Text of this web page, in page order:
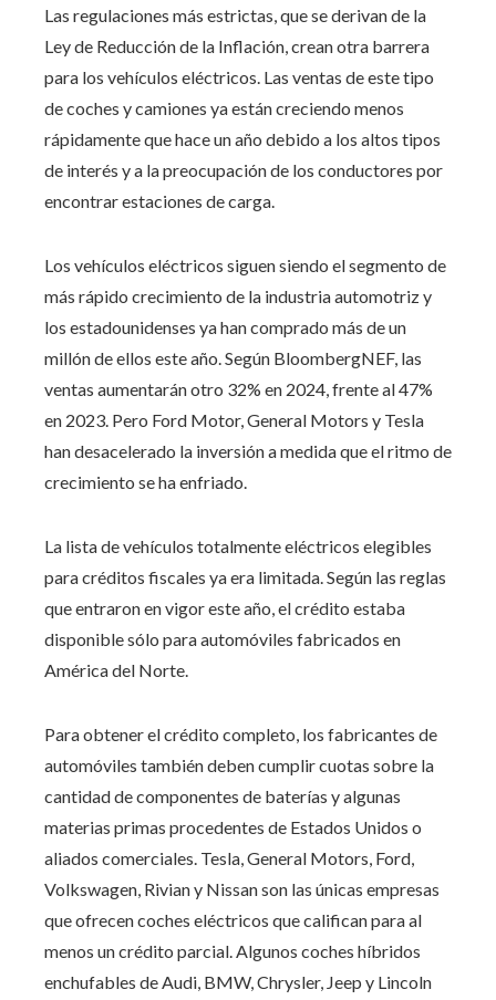
Las regulaciones más estrictas, que se derivan de la
Ley de Reducción de la Inflación, crean otra barrera
para los vehículos eléctricos. Las ventas de este tipo
de coches y camiones ya están creciendo menos
rápidamente que hace un año debido a los altos tipos
de interés y a la preocupación de los conductores por
encontrar estaciones de carga.
Los vehículos eléctricos siguen siendo el segmento de
más rápido crecimiento de la industria automotriz y
los estadounidenses ya han comprado más de un
millón de ellos este año. Según BloombergNEF, las
ventas aumentarán otro 32% en 2024, frente al 47%
en 2023. Pero Ford Motor, General Motors y Tesla
han desacelerado la inversión a medida que el ritmo de
crecimiento se ha enfriado.
La lista de vehículos totalmente eléctricos elegibles
para créditos fiscales ya era limitada. Según las reglas
que entraron en vigor este año, el crédito estaba
disponible sólo para automóviles fabricados en
América del Norte.
Para obtener el crédito completo, los fabricantes de
automóviles también deben cumplir cuotas sobre la
cantidad de componentes de baterías y algunas
materias primas procedentes de Estados Unidos o
aliados comerciales. Tesla, General Motors, Ford,
Volkswagen, Rivian y Nissan son las únicas empresas
que ofrecen coches eléctricos que califican para al
menos un crédito parcial. Algunos coches híbridos
enchufables de Audi, BMW, Chrysler, Jeep y Lincoln